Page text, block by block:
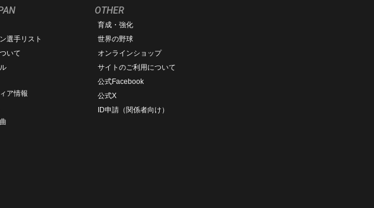
選手リスト
いて
ア情報
OTHER
育成・強化
世界の野球
オンラインショップ
サイトのご利用について
公式Facebook
公式X
ID申請（関係者向け）